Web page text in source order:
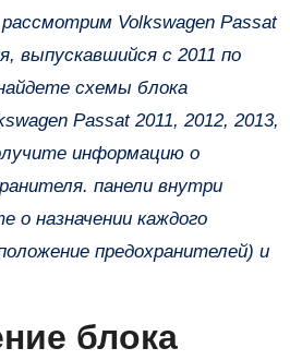
выпускавшийся с 2011 по
схемы блока
Passat 2011, 2012, 2013,
информацию о
панели внутри
о назначении каждого
предохранителей) и
блока